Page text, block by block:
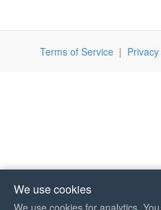
Terms of Service|
We use cookies
We use cookies for analytics.